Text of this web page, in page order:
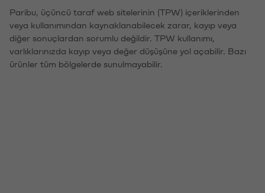
Paribu, üçüncü taraf web sitelerinin (TPW) içeriklerinden
veya kullanımından kaynaklanabilecek zarar, kayıp veya
diğer sonuçlardan sorumlu değildir. TPW kullanımı,
varlıklarınızda kayıp veya değer düşüşüne yol açabilir. Bazı
ürünler tüm bölgelerde sunulmayabilir.